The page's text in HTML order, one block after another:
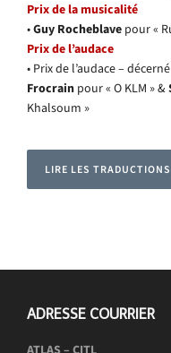
Prix de la musicalité
•Guy Rocheblave pour «
Prix de l’audace
• Prix de l’audace –
Frocrain pour « O KLM » &
Khalsoum »
LIRE LES TRADUCTIONS
ADRESSE COURRIER